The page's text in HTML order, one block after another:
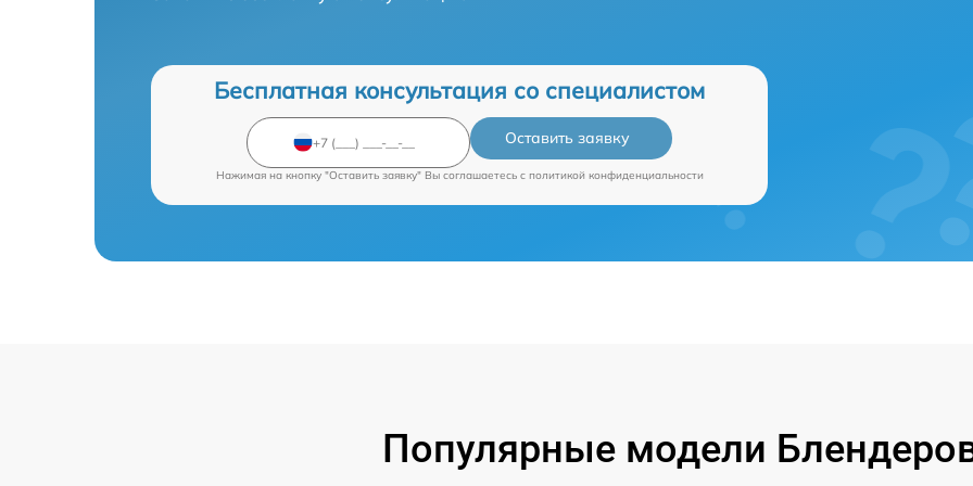
Бесплатная консультация со специалистом
Оставить заявку
Нажимая на кнопку "Оставить заявку" Вы соглашаетесь c политикой конфиденциальности
Популярные модели